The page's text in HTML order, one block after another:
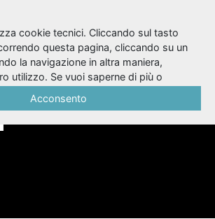
/
cookie tecnici. Cliccando sul tasto
questa pagina, cliccando su un
la navigazione in altra maniera,
utilizzo. Se vuoi saperne di più o
Acconsento